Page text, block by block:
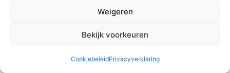
Weigeren
Bekijk voorkeuren
CookiebeleidPrivacyverklaring
© 2026 AlleNamen.nl